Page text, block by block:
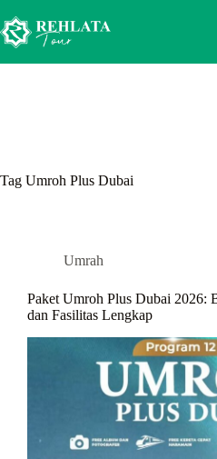
to
content
Tag Umroh Plus Dubai
Umrah
Paket Umroh Plus Dubai 2026:
dan Fasilitas Lengkap